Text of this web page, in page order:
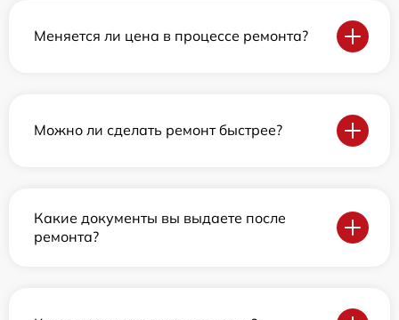
Меняется ли цена в процессе ремонта?
Можно ли сделать ремонт быстрее?
Какие документы вы выдаете после
ремонта?